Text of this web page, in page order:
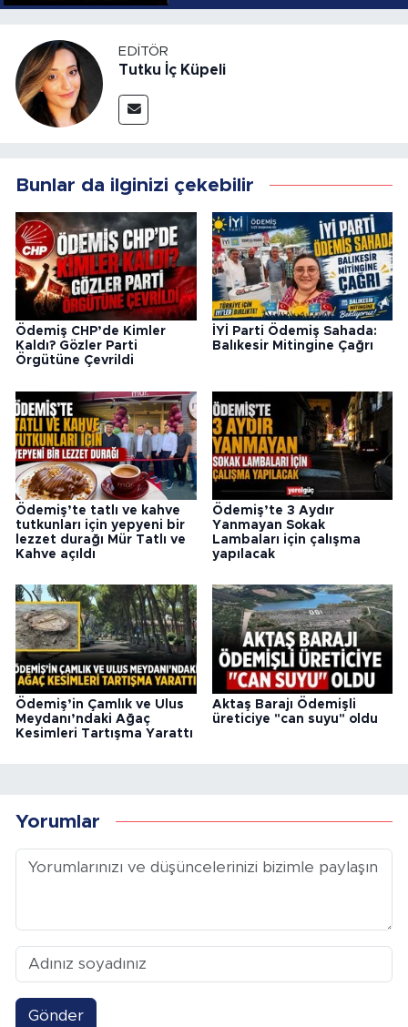
EDITÖR
Tutku İç Küpeli
Bunlar da ilginizi çekebilir
Ödemiş CHP’de Kimler
Kaldı? Gözler Parti
Örgütüne Çevrildi
İYİ Parti Ödemiş Sahada:
Balıkesir Mitingine Çağrı
Ödemiş’te tatlı ve kahve
tutkunları için yepyeni bir
lezzet durağı Mür Tatlı ve
Kahve açıldı
Ödemiş’te 3 Aydır
Yanmayan Sokak
Lambaları için çalışma
yapılacak
Ödemiş’in Çamlık ve Ulus
Meydanı’ndaki Ağaç
Kesimleri Tartışma Yarattı
Aktaş Barajı Ödemişli
üreticiye "can suyu" oldu
Yorumlar
Gönder